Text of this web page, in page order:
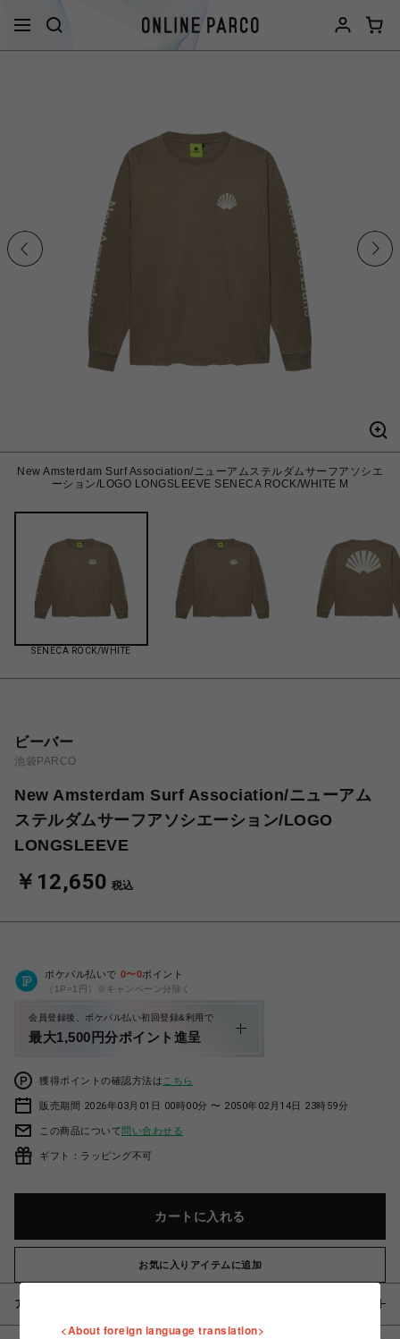
New Amsterdam Surf Association/ニューアムステルダムサーフアソシエ
ーション/LOGO LONGSLEEVE SENECA ROCK/WHITE M
SENECA ROCK/WHITE
ビーバー
池袋PARCO
New Amsterdam Surf Association/ニューアム
ステルダムサーフアソシエーション/LOGO
LONGSLEEVE
￥12,650 税込
ポケパル払いで 0〜0ポイント
（1P=1円）※キャンペーン分除く
会員登録後、ポケパル払い初回登録&利用で
最大1,500円分ポイント進呈
獲得ポイントの確認方法は こちら
販売期間 2026年03月01日 00時00分 〜 2050年02月14日 23時59分
この商品について問い合わせる
ギフト：ラッピング不可
カートに入れる
お気に入りアイテムに追加
アイテム説明 / 素材
<About foreign language translation>